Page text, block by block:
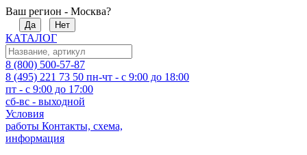
Ваш регион - Москва?
Да Нет
КАТАЛОГ
8 (800) 500-57-87
8 (495) 221 73 50 пн-чт - с 9:00 до 18:00
пт - с 9:00 до 17:00
сб-вс - выходной
Условия
работы Контакты, схема,
информация